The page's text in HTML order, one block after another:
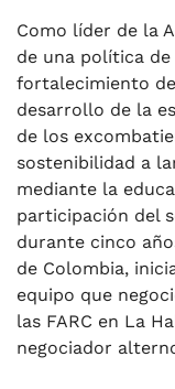
Como líder de la
de una política
fortalecimiento
desarrollo de la
de los
sostenibilidad a
mediante la
participación del
durante cinco
de Colombia,
equipo que
las FARC en La
negociador